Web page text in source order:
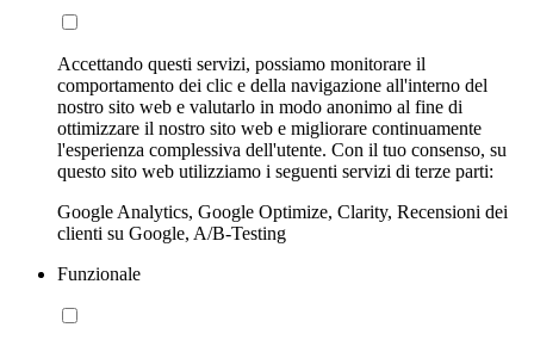
Accettando questi servizi, possiamo monitorare il
comportamento dei clic e della navigazione all'interno del
nostro sito web e valutarlo in modo anonimo al fine di
ottimizzare il nostro sito web e migliorare continuamente
l'esperienza complessiva dell'utente. Con il tuo consenso, su
questo sito web utilizziamo i seguenti servizi di terze parti:
Google Analytics, Google Optimize, Clarity, Recensioni dei
clienti su Google, A/B-Testing
Funzionale